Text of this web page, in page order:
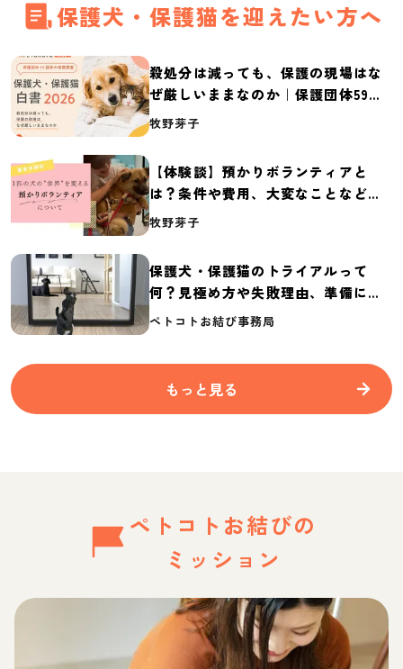
保護犬・保護猫を迎えたい方へ
殺処分は減っても、保護の現場はな
ぜ厳しいままなのか｜保護団体59団
体の実態調査【保護犬・保護猫白書
牧野芽子
【体験談】預かりボランティアと
は？条件や費用、大変なことなど紹
介
牧野芽子
保護犬・保護猫のトライアルって
何？見極め方や失敗理由、準備に必
要なものを紹介
ペトコトお結び事務局
もっと見る
ペトコトお結びの
ミッション